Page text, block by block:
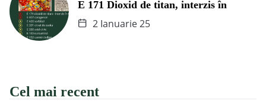
E 171 Dioxid de titan, interzis în
2 Ianuarie 25
Cel mai recent